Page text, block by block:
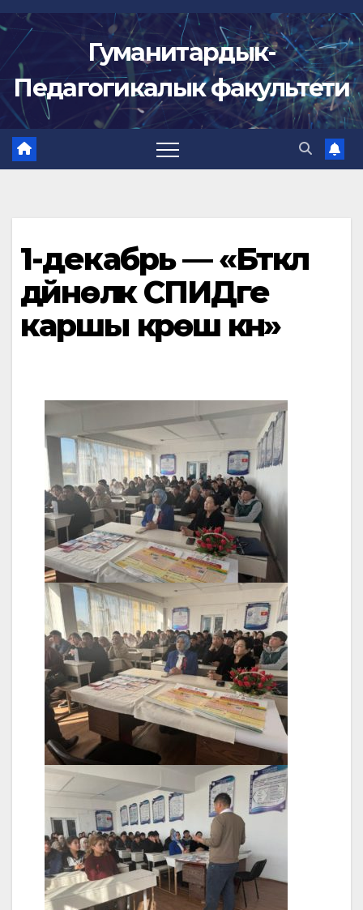
Skip
to
content
Гуманитардык-
Педагогикалык факультети
1-декабрь — «Бүткүл
дүйнөлүк СПИДге
каршы күрөш күнү»